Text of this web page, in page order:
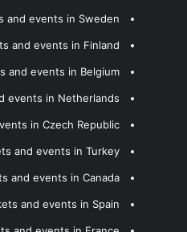
and events in Sweden
and events in Finland
and events in Belgium
events in Netherlands
in Czech Republic
and events in Turkey
and events in Canada
and events in Spain